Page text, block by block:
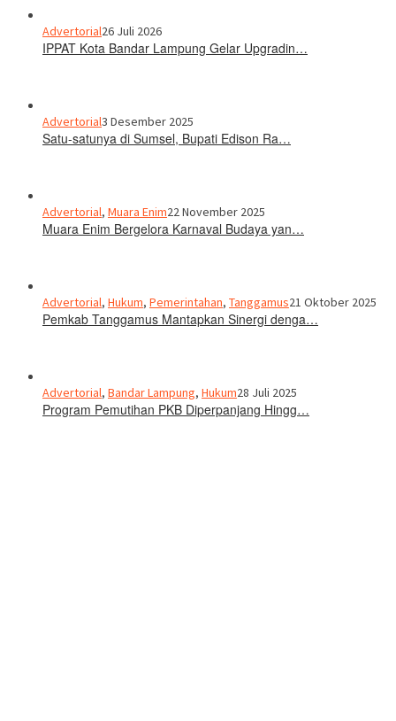
Advertorial26 Juli 2026
IPPAT Kota Bandar Lampung Gelar Upgradin…
Advertorial3 Desember 2025
Satu-satunya di Sumsel, Bupati Edison Ra…
Advertorial, Muara Enim22 November 2025
Muara Enim Bergelora Karnaval Budaya yan…
Advertorial, Hukum, Pemerintahan, Tanggamus21 Oktober 2025
Pemkab Tanggamus Mantapkan Sinergi denga…
Advertorial, Bandar Lampung, Hukum28 Juli 2025
Program Pemutihan PKB Diperpanjang Hingg…